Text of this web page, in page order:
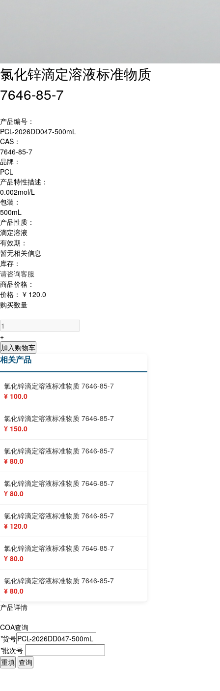
氯化锌滴定溶液标准物质
7646-85-7
产品编号：
PCL-2026DD047-500mL
CAS：
7646-85-7
品牌：
PCL
产品特性描述：
0.002mol/L
包装：
500mL
产品性质：
滴定溶液
有效期：
暂无相关信息
库存：
请咨询客服
商品价格：
价格： ¥ 120.0
购买数量
-
+
加入购物车
相关产品
氯化锌滴定溶液标准物质 7646-85-7
¥ 100.0
氯化锌滴定溶液标准物质 7646-85-7
¥ 150.0
氯化锌滴定溶液标准物质 7646-85-7
¥ 80.0
氯化锌滴定溶液标准物质 7646-85-7
¥ 80.0
氯化锌滴定溶液标准物质 7646-85-7
¥ 120.0
氯化锌滴定溶液标准物质 7646-85-7
¥ 80.0
氯化锌滴定溶液标准物质 7646-85-7
¥ 80.0
产品详情
COA查询
*货号
*批次号
重填 查询